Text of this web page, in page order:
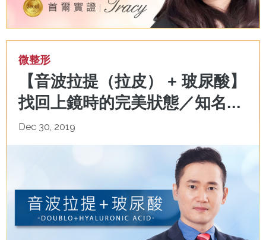
微整形
【音波拉提（拉皮） + 玻尿酸】
找回上鏡時的完美狀態／知名...
Dec 30, 2019